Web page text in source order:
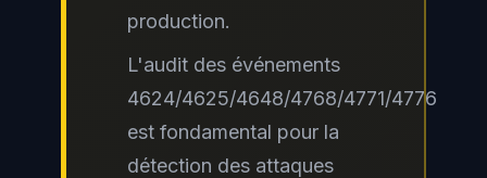
production.
L'audit des événements
4624/4625/4648/4768/4771/4776
est fondamental pour la
détection des attaques